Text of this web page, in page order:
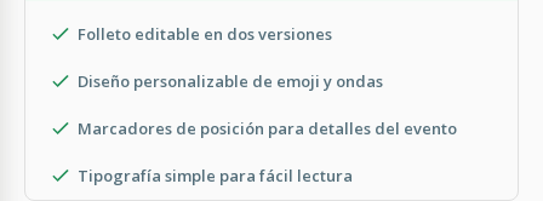
Folleto editable en dos versiones
Diseño personalizable de emoji y ondas
Marcadores de posición para detalles del evento
Tipografía simple para fácil lectura